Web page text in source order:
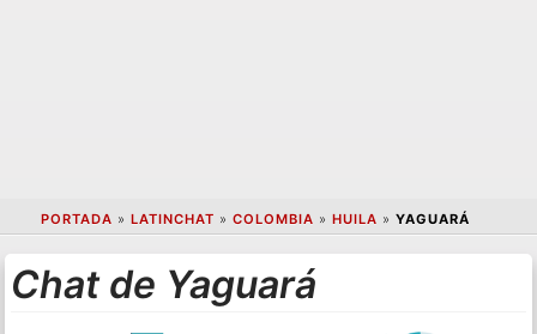
PORTADA » LATINCHAT » COLOMBIA » HUILA » YAGUARÁ
Chat de Yaguará